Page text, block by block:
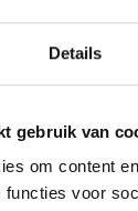
Details
gebruik van
om content
functies voor
(0)10 460 81